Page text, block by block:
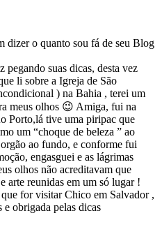
dizer o quanto sou fá de seu Blog
pegando suas dicas, desta vez
li sobre a Igreja de São
) na Bahia , terei um
meus olhos 😉 Amiga, fui na
Porto,lá tive uma piripac que
um “choque de beleza ” ao
ao fundo, e conforme fui
engasguei e as lágrimas
olhos não acreditavam que
arte reunidas em um só lugar !
for visitar Chico em Salvador ,
obrigada pelas dicas